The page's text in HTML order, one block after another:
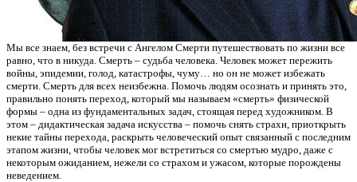
Мы все знаем, без встречи с Ангелом Смерти путешествовать по жизни все
равно, что в никуда. Смерть – судьба человека. Человек может пережить
войны, эпидемии, голод, катастрофы, чуму… но он не может избежать
смерти. Смерть для всех неизбежна. Помочь людям осознать и принять это,
правильно понять переход, который мы называем «смерть» физической
формы – одна из фундаментальных задач, стоящая перед художником. В
этом – дидактическая задача искусства – помочь снять страхи, приоткрыть
некие тайны перехода, раскрыть человеческий опыт связанный с последним
этапом жизни, чтобы человек мог встретиться со смертью мудро, даже с
некоторым ожиданием, нежели со страхом и ужасом, которые порождены
неведением.